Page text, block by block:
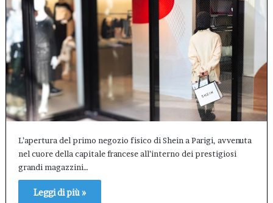
L’apertura del primo negozio fisico di Shein a Parigi, avvenuta
nel cuore della capitale francese all’interno dei prestigiosi
grandi magazzini…
Leggi di più »